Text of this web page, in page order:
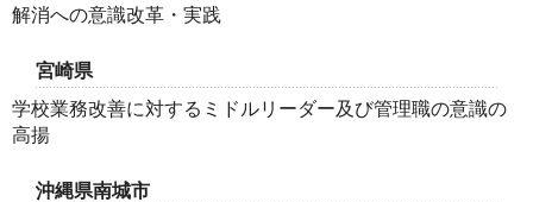
解消への意識改革・実践
宮崎県
学校業務改善に対するミドルリーダー及び管理職の意識の
高揚
沖縄県南城市